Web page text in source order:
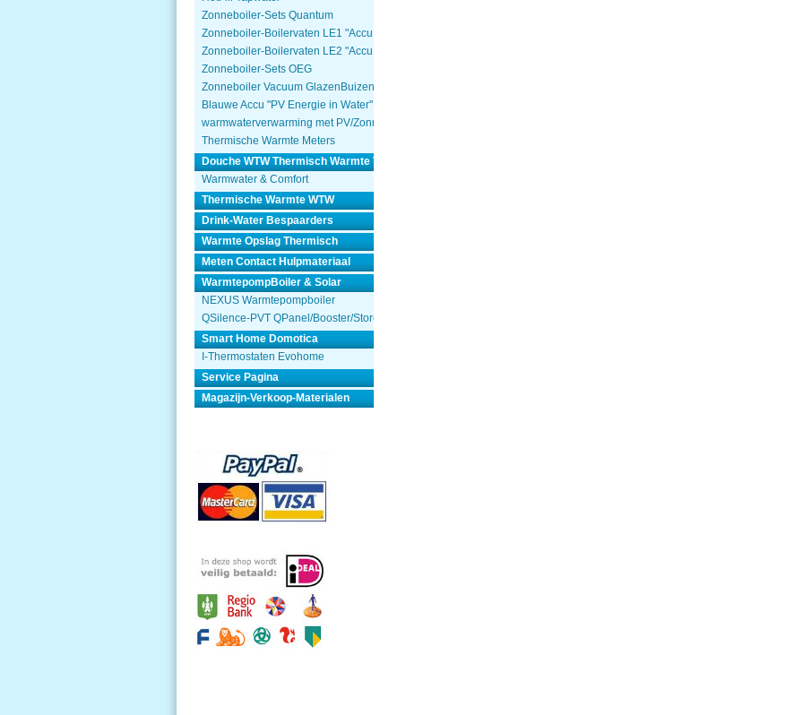
Zonneboiler-Sets Quantum
Zonneboiler-Boilervaten LE1 "Accu Woning Watmte"
Zonneboiler-Boilervaten LE2 "Accu Woning Watmte"
Zonneboiler-Sets OEG
Zonneboiler Vacuum GlazenBuizen
Blauwe Accu "PV Energie in Water"
warmwaterverwarming met PV/Zonnepanelen
Thermische Warmte Meters
Douche WTW Thermisch Warmte Terugwinnen
Warmwater & Comfort
Thermische Warmte WTW
Drink-Water Bespaarders
Warmte Opslag Thermisch
Meten Contact Hulpmateriaal
WarmtepompBoiler & Solar
NEXUS Warmtepompboiler
QSilence-PVT QPanel/Booster/Store
Smart Home Domotica
I-Thermostaten Evohome
Service Pagina
Magazijn-Verkoop-Materialen